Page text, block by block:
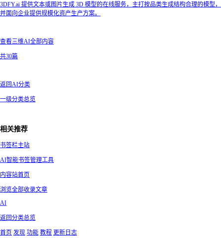
3DFY.ai 提供文本或图片生成 3D 模型的在线服务，主打按品类生成结构合理的模型，
并面向企业提供规模化资产生产方案。
查看三维AI全部内容
共30篇
返回AI分类
一级分类总览
相关推荐
书签栏主站
AI智能书签管理工具
内容站首页
浏览全部收录文章
AI
返回分类总览
首页 发现 功能 教程 更新日志